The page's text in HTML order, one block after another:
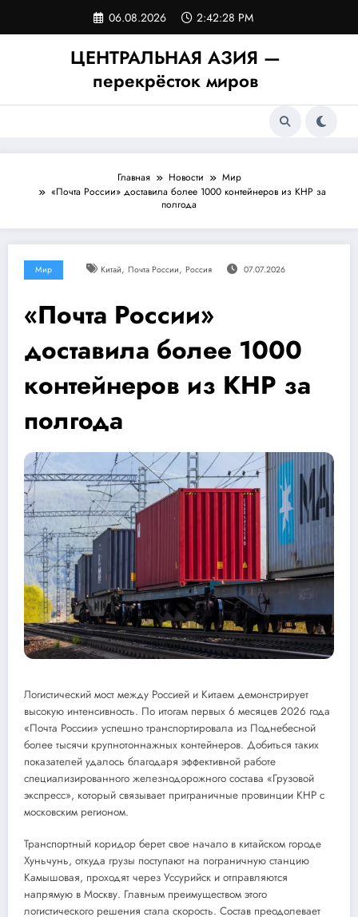
содержимому
06.08.2026 2:42:28 PM
ЦЕНТРАЛЬНАЯ АЗИЯ —
перекрёсток миров
Главная Новости
Мир
«Почта России» доставила более 1000 контейнеров из КНР за
полгода
Мир Китай, Почта России, Россия 07.07.2026
«Почта России»
доставила более 1000
контейнеров из КНР за
полгода
Логистический мост между Россией и Китаем демонстрирует
высокую интенсивность. По итогам первых 6 месяцев 2026 года
«Почта России» успешно транспортировала из Поднебесной
более тысячи крупнотоннажных контейнеров. Добиться таких
показателей удалось благодаря эффективной работе
специализированного железнодорожного состава «Грузовой
экспресс», который связывает приграничные провинции КНР с
московским регионом.
Транспортный коридор берет свое начало в китайском городе
Хуньчунь, откуда грузы поступают на пограничную станцию
Камышовая, проходят через Уссурийск и отправляются
напрямую в Москву. Главным преимуществом этого
логистического решения стала скорость. Состав преодолевает